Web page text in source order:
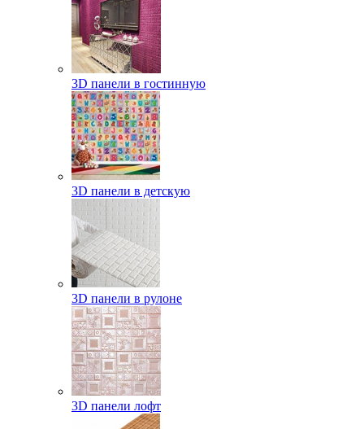
3D панели в гостинную
3D панели в детскую
3D панели в рулоне
3D панели лофт